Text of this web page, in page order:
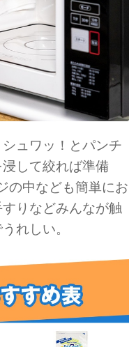
ュワッ！とパンチ
して絞れば準備
の中なども簡単にお
りなどみんなが触
れしい。